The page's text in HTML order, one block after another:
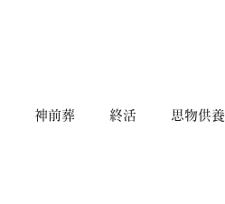
神前葬 終活 思物供養